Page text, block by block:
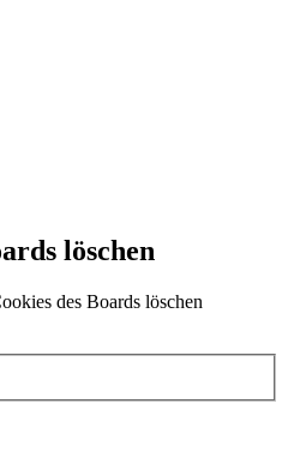
löschen
des Boards löschen